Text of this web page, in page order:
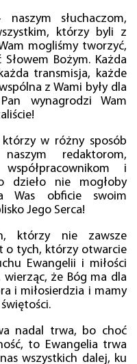
słuchaczom,
którzy byli z
mogliśmy tworzyć,
Bożym. Każda
transmisja, każde
z Wami były dla
wynagrodzi Wam
w różny sposób
redaktorom,
i
dzieło nie mogłoby
Was obficie swoim
Jego Serca!
którzy nie zawsze
o tych, którzy otwarcie
Ewangelii i miłości
wierząc, że Bóg ma dla
i miłosierdzia i mamy
nadal trwa, bo choć
to Ewangelia trwa
wszystkich dalej, ku